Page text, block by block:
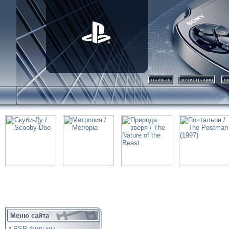
главная регистрация
Меню сайта